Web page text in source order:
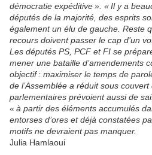
démocratie expéditive » « Il y a
députés de la majorité, des esprits
également un élu de gauche. Reste
recours doivent passer le cap d’un
Les députés PS, PCF et FI se
mener une bataille d’amendements
objectif : maximiser le temps de
de l’Assemblée a réduit sous couvert
parlementaires prévoient aussi de
« à partir des éléments accumulés
entorses d’ores et déjà constatées
motifs ne devraient pas manquer.
Julia Hamlaoui